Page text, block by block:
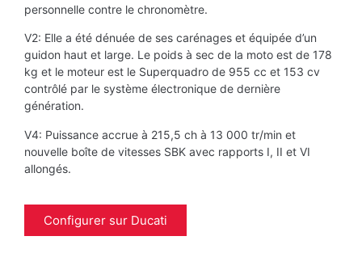
personnelle contre le chronomètre.
V2: Elle a été dénuée de ses carénages et équipée d’un
guidon haut et large. Le poids à sec de la moto est de 178
kg et le moteur est le Superquadro de 955 cc et 153 cv
contrôlé par le système électronique de dernière
génération.
V4: Puissance accrue à 215,5 ch à 13 000 tr/min et
nouvelle boîte de vitesses SBK avec rapports I, II et VI
allongés.
Configurer sur Ducati